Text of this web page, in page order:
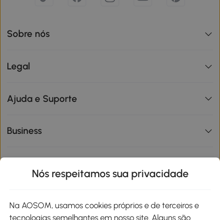
Sobre nós
Legal
Ajuda e Suporte
Business
Nós respeitamos sua privacidade
Na AOSOM, usamos cookies próprios e de terceiros e
tecnologias semelhantes em nosso site. Alguns são